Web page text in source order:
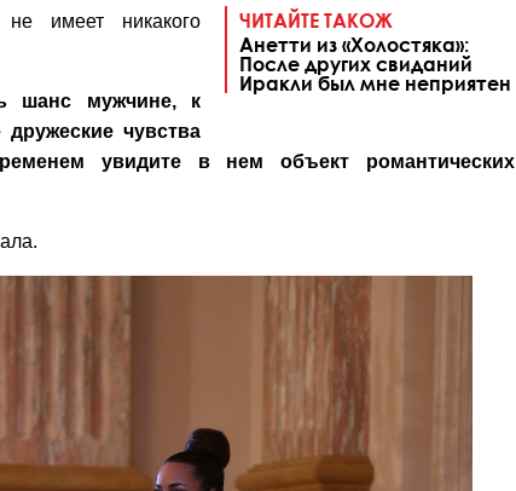
ЧИТАЙТЕ ТАКОЖ
Анетти из «Холостяка»:
После других свиданий
Иракли был мне неприятен
имеет никакого
шанс мужчине, к
чувства
увидите в нем объект романтических